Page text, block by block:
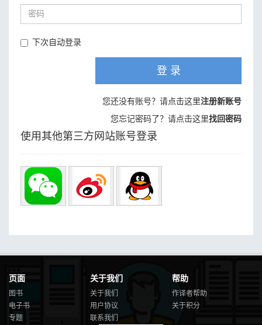
下次自动登录
登 录
您还没有账号？请点击这里注册新账号
您忘记密码了？请点击这里找回密码
使用其他第三方网站账号登录
页面
图书
电子书
专题
关于我们
关于我们
用户协议
联系我们
帮助
作译者帮助
关于积分